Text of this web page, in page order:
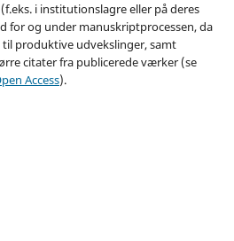
i institutionslagre eller på deres
for og under manuskriptprocessen, da
produktive udvekslinger, samt
citater fra publicerede værker (se
Access).